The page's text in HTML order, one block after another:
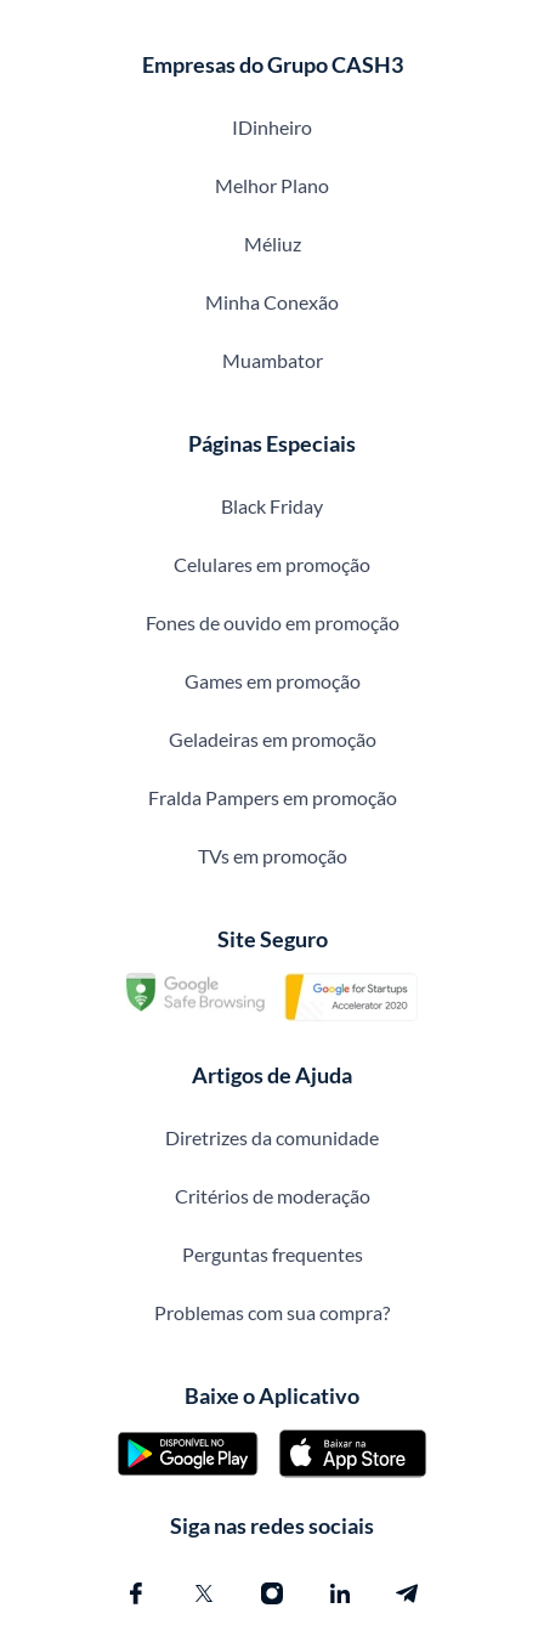
Empresas do Grupo CASH3
IDinheiro
Melhor Plano
Méliuz
Minha Conexão
Muambator
Páginas Especiais
Black Friday
Celulares em promoção
Fones de ouvido em promoção
Games em promoção
Geladeiras em promoção
Fralda Pampers em promoção
TVs em promoção
Site Seguro
Artigos de Ajuda
Diretrizes da comunidade
Critérios de moderação
Perguntas frequentes
Problemas com sua compra?
Baixe o Aplicativo
Siga nas redes sociais